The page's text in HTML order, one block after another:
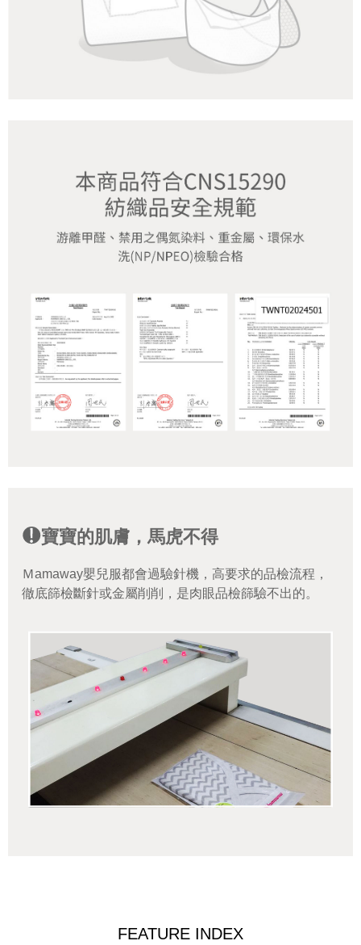
寶寶的肌膚，馬虎不得
Ｍamaway嬰兒服都會過驗針機，高要求的品檢流程，
徹底篩檢斷針或金屬削削，是肉眼品檢篩驗不出的。
FEATURE INDEX